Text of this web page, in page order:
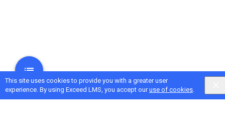
This site uses cookies to provide you with a greater user
experience. By using Exceed LMS, you accept ouruse of cookies.